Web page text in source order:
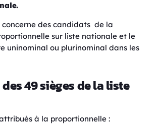
des candidats de la
sur liste nationale et le
uninominal ou plurinominal dans les
49 sièges de la liste
à la proportionnelle :